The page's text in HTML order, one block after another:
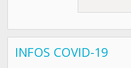
INFOS COVID-19